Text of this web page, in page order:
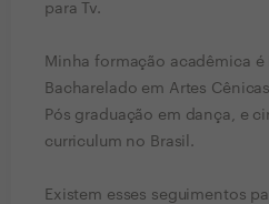
para Tv.
Minha formação acadêmica é
Bacharelado em Artes Cênicas
Pós graduação em dança, e
curriculum no Brasil.
Existem esses seguimentos